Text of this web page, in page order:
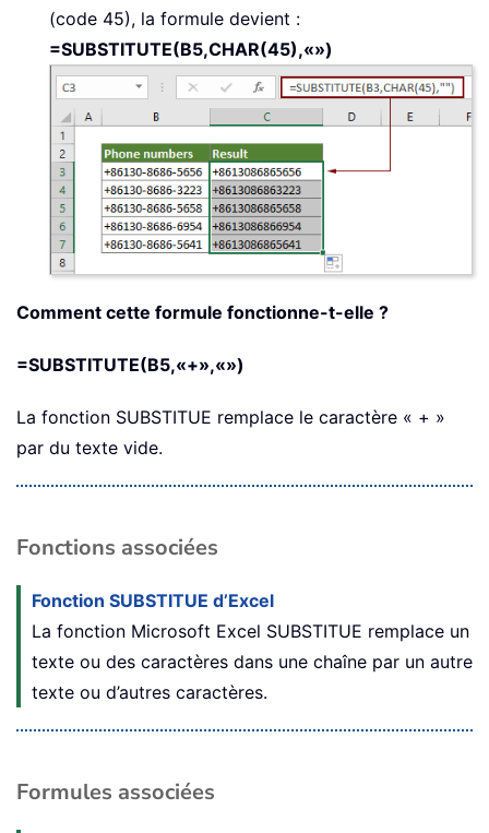
(code 45), la formule devient :
=SUBSTITUTE(B5,CHAR(45),«»)
Comment cette formule fonctionne-t-elle ?
=SUBSTITUTE(B5,«+»,«»)
La fonction SUBSTITUE remplace le caractère « + »
par du texte vide.
Fonctions associées
Fonction SUBSTITUE d’Excel
La fonction Microsoft Excel SUBSTITUE remplace un
texte ou des caractères dans une chaîne par un autre
texte ou d’autres caractères.
Formules associées